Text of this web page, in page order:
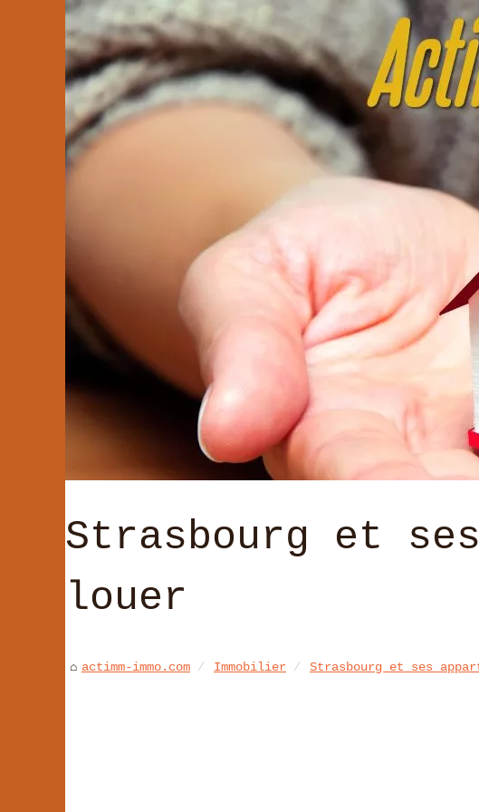
Strasbourg et
louer
actimm-immo.com Immobilier Strasbourg et ses